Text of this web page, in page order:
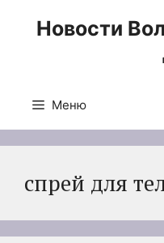
Новости
Меню
спрей для